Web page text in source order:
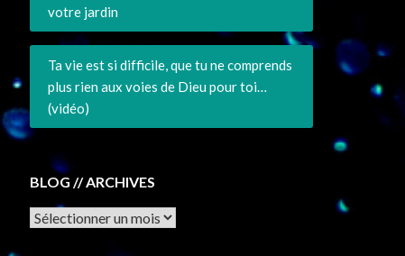
votre jardin
Ta vie est si difficile, que tu ne comprends
plus rien aux voies de Dieu pour toi…
(vidéo)
BLOG // ARCHIVES
Archives